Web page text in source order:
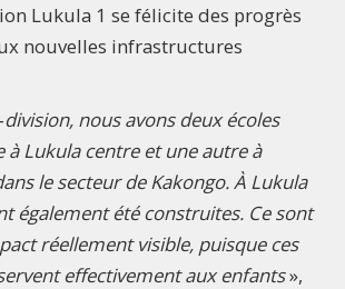
Lukula 1 se félicite des progrès
nouvelles infrastructures
nous avons deux écoles
à Lukula centre et une autre à
le secteur de Kakongo. À Lukula
également été construites. Ce sont
réellement visible, puisque ces
effectivement aux enfants»,